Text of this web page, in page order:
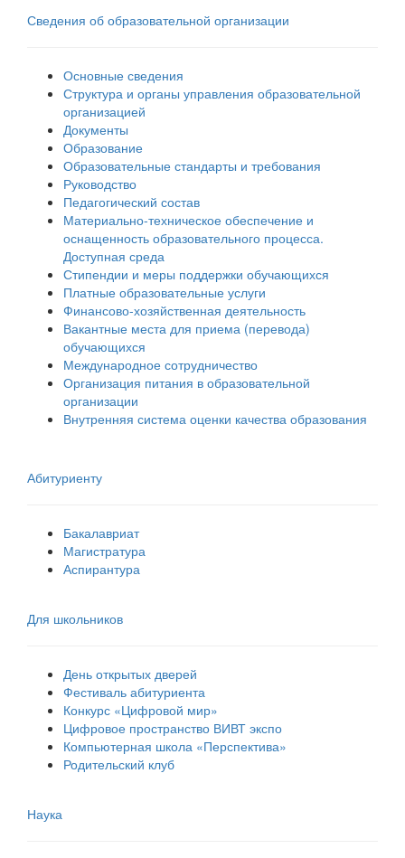
Сведения об образовательной организации
Основные сведения
Структура и органы управления образовательной
организацией
Документы
Образование
Образовательные стандарты и требования
Руководство
Педагогический состав
Материально-техническое обеспечение и
оснащенность образовательного процесса.
Доступная среда
Стипендии и меры поддержки обучающихся
Платные образовательные услуги
Финансово-хозяйственная деятельность
Вакантные места для приема (перевода)
обучающихся
Международное сотрудничество
Организация питания в образовательной
организации
Внутренняя система оценки качества образования
Абитуриенту
Бакалавриат
Магистратура
Аспирантура
Для школьников
День открытых дверей
Фестиваль абитуриента
Конкурс «Цифровой мир»
Цифровое пространство ВИВТ экспо
Компьютерная школа «Перспектива»
Родительский клуб
Наука